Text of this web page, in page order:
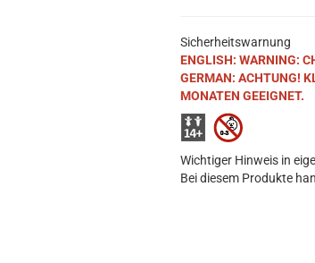
Sicherheitswarnung
ENGLISH: WARNING:
GERMAN: ACHTUNG!
MONATEN GEEIGNET.
Wichtiger Hinweis in
Bei diesem Produkte